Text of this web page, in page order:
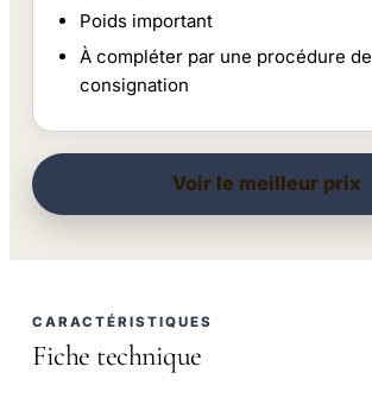
Poids important
À compléter par une procédure de
consignation
Voir le meilleur prix
CARACTÉRISTIQUES
Fiche technique